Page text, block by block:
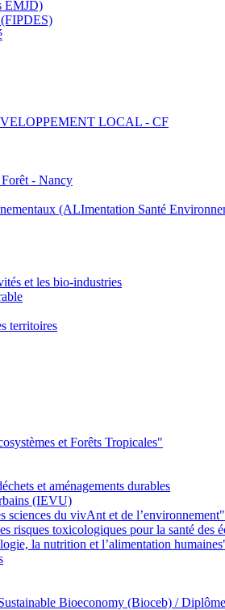
EMJD)
LOCAL - CF
- Nancy
(ALImentation Santé
et les bio-industries
territoires
et Forêts Tropicales"
et aménagements durables
(IEVU)
du vivAnt et de l’environnement"
toxicologiques pour la santé des
la nutrition et l’alimentation
Bioeconomy (Bioceb) /